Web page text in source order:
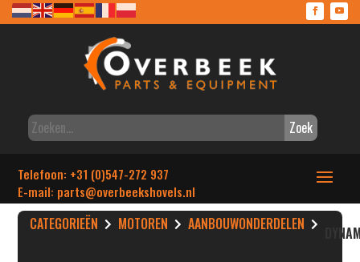
Zoek
Telefoon: +31 (0)547-272 937
E-mail: parts@overbeekshovels.nl
CATEGORIEËN MOTOREN AANBOUWONDERDELEN